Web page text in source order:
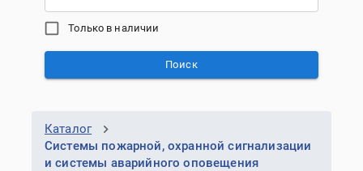
Только в наличии
Поиск
Каталог
Системы пожарной, охранной сигнализации
и системы аварийного оповещения